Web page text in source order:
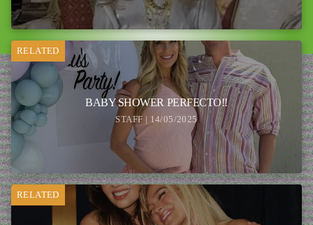
RELATED
BABY SHOWER PERFECTO!!
STAFF | 14/05/2025
RELATED